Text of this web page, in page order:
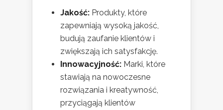
Jakość: Produkty, które
zapewniają wysoką jakość,
budują zaufanie klientów i
zwiększają ich satysfakcję.
Innowacyjność: Marki, które
stawiają na nowoczesne
rozwiązania i kreatywność,
przyciągają klientów